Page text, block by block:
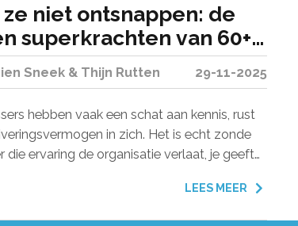
ze niet ontsnappen: de
superkrachten van 60+
Sneek & Thijn Rutten 29-11-2025
hebben vaak een schat aan kennis, rust
in zich. Het is echt zonde
die ervaring de organisatie verlaat, je geeft
LEES MEER